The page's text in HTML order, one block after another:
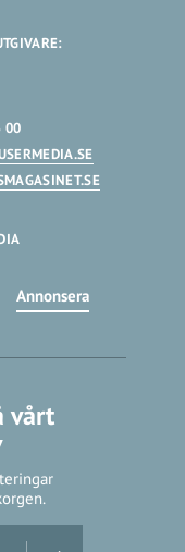
00
Annonsera
vårt